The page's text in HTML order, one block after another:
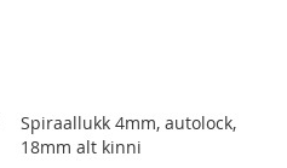
Spiraallukk 4mm, autolock,
18mm alt kinni